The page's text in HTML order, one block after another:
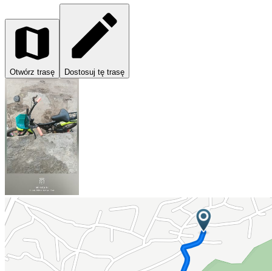
Otwórz trasę Dostosuj tę trasę